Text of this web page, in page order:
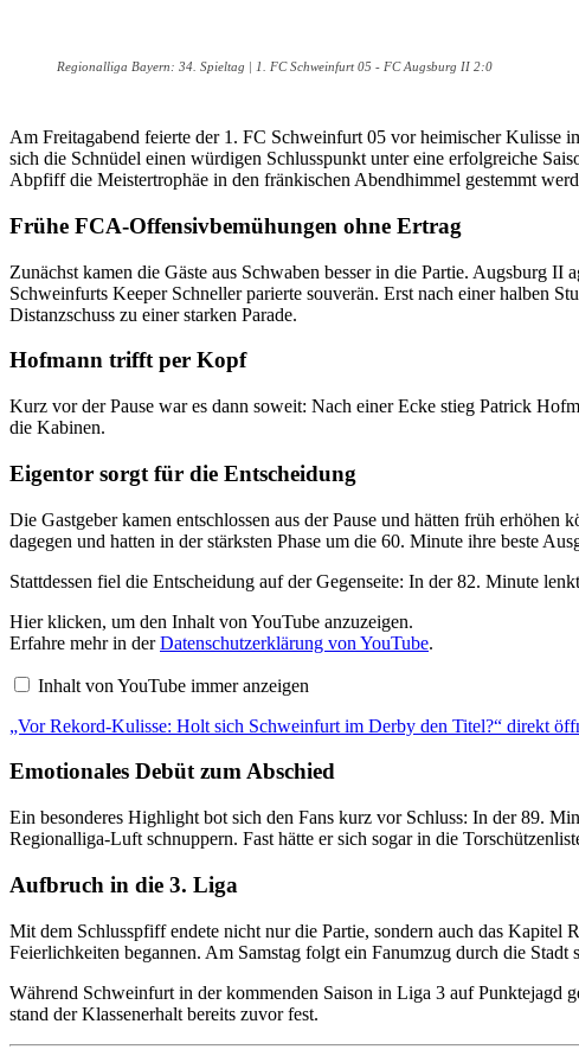
Regionalliga Bayern: 34. Spieltag | 1. FC Schweinfurt 05 - FC Augsburg II 2:0
Am Freitagabend feierte der 1. FC Schweinfurt 05 vor heimischer Kulisse
sich die Schnüdel einen würdigen Schlusspunkt unter eine erfolgreiche
Abpfiff die Meistertrophäe in den fränkischen Abendhimmel gestemmt
Frühe FCA-Offensivbemühungen ohne Ertrag
Zunächst kamen die Gäste aus Schwaben besser in die Partie. Augsburg
Schweinfurts Keeper Schneller parierte souverän. Erst nach einer halben
Distanzschuss zu einer starken Parade.
Hofmann trifft per Kopf
Kurz vor der Pause war es dann soweit: Nach einer Ecke stieg Patrick
die Kabinen.
Eigentor sorgt für die Entscheidung
Die Gastgeber kamen entschlossen aus der Pause und hätten früh
dagegen und hatten in der stärksten Phase um die 60. Minute ihre beste
Stattdessen fiel die Entscheidung auf der Gegenseite: In der 82. Minute
„
V
o
R
r
d
K
u
l
s
e
:
H
l
t
i
Hier klicken, um den Inhalt von YouTube anzuzeigen.
Erfahre mehr in derDatenschutzerklärung von YouTube.
Inhalt von YouTube immer anzeigen
„Vor Rekord-Kulisse: Holt sich Schweinfurt im Derby den Titel?“ direkt
Emotionales Debüt zum Abschied
Ein besonderes Highlight bot sich den Fans kurz vor Schluss: In der 89.
Regionalliga-Luft schnuppern. Fast hätte er sich sogar in die
Aufbruch in die 3. Liga
Mit dem Schlusspfiff endete nicht nur die Partie, sondern auch das
Feierlichkeiten begannen. Am Samstag folgt ein Fanumzug durch die
Während Schweinfurt in der kommenden Saison in Liga 3 auf Punktejagd
stand der Klassenerhalt bereits zuvor fest.